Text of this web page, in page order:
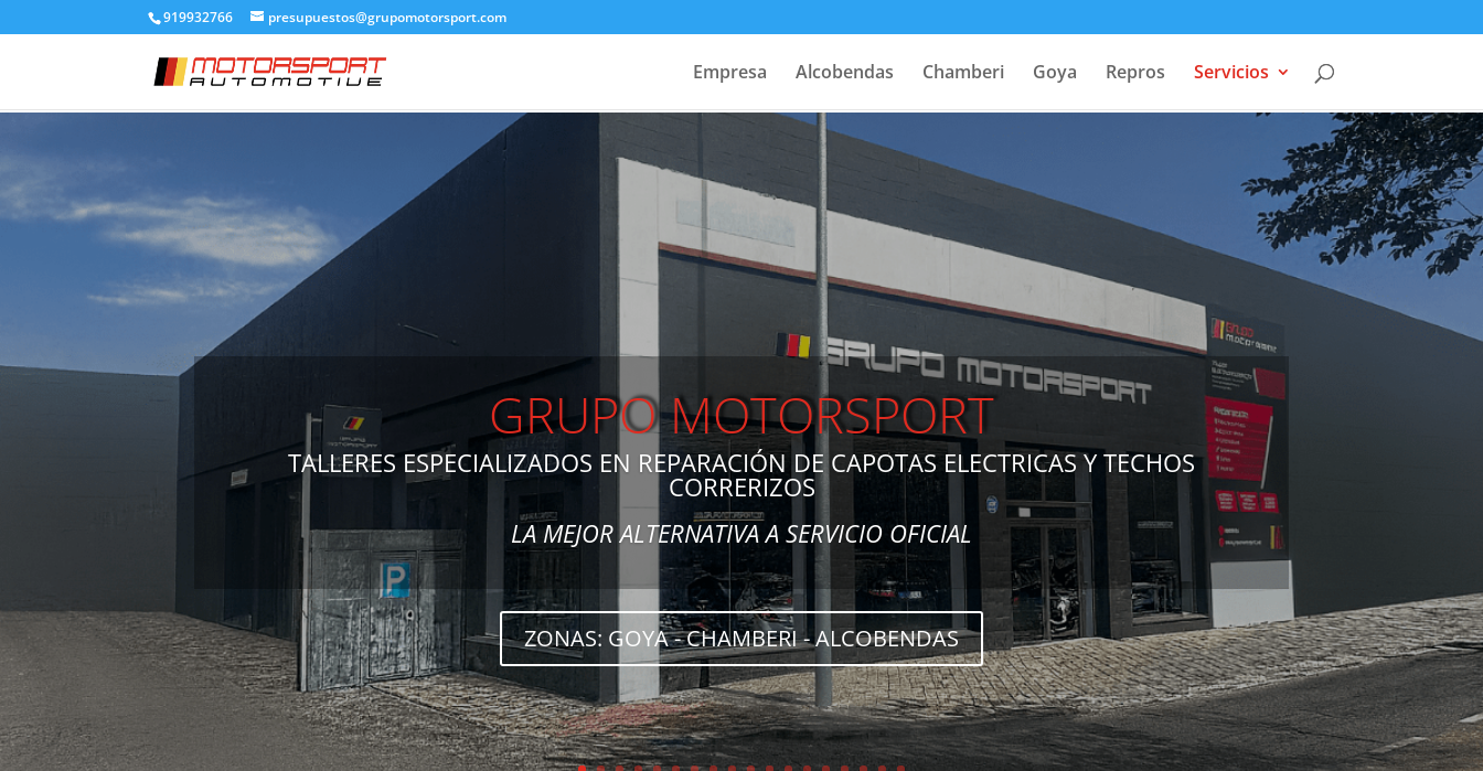
919932766 presupuestos@grupomotorsport.com
Empresa Alcobendas Chamberi Goya Repros Servicios
PULSE PARA LLAMAR
GRUPO MOTORSPORT
TALLERES ESPECIALIZADOS EN REPARACIÓN DE CAPOTAS ELECTRICAS Y TECHOS
CORRERIZOS
LA MEJOR ALTERNATIVA A SERVICIO OFICIAL
ZONAS: GOYA - CHAMBERI - ALCOBENDAS
MADRID Y ALCOBENDAS
LA MEJOR ALTERNATIVA AL SERVICIO OFICIAL